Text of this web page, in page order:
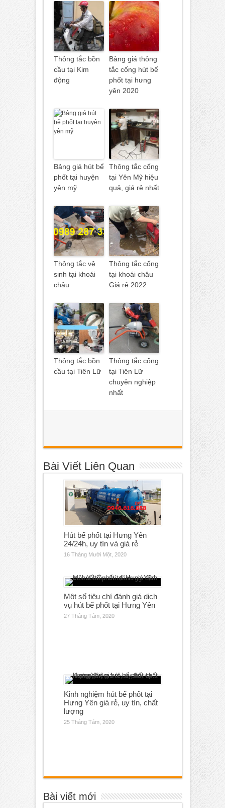
Thông tắc bồn
cầu tại Kim
động
Bảng giá thông
tắc cống hút bể
phốt tại hưng
yên 2020
Bảng giá hút bể
phốt tại huyện
yên mỹ
Thông tắc cống
tại Yên Mỹ hiệu
quả, giá rẻ nhất
Thông tắc vệ
sinh tại khoái
châu
Thông tắc cống
tại khoái châu
Giá rẻ 2022
Thông tắc bồn
cầu tại Tiên Lữ
Thông tắc cống
tại Tiên Lữ
chuyên nghiệp
nhất
Bài Viết Liên Quan
Hút bể phốt tại Hưng Yên
24/24h, uy tín và giá rẻ
16 Tháng Mười Một, 2020
Một số tiêu chí đánh giá dịch
vụ hút bể phốt tại Hưng Yên
27 Tháng Tám, 2020
Kinh nghiệm hút bể phốt tại
Hưng Yên giá rẻ, uy tín, chất
lượng
25 Tháng Tám, 2020
Bài viết mới